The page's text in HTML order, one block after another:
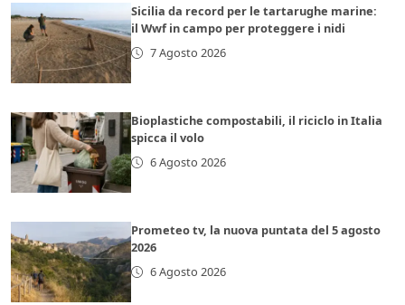
Sicilia da record per le tartarughe marine:
il Wwf in campo per proteggere i nidi
7 Agosto 2026
Bioplastiche compostabili, il riciclo in Italia
spicca il volo
6 Agosto 2026
Prometeo tv, la nuova puntata del 5 agosto
2026
6 Agosto 2026